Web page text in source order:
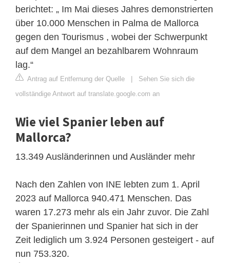
berichtet: „ Im Mai dieses Jahres demonstrierten
über 10.000 Menschen in Palma de Mallorca
gegen den Tourismus , wobei der Schwerpunkt
auf dem Mangel an bezahlbarem Wohnraum
lag.“
Antrag auf Entfernung der Quelle | Sehen Sie sich die
vollständige Antwort auf translate.google.com an
Wie viel Spanier leben auf
Mallorca?
13.349 Ausländerinnen und Ausländer mehr
Nach den Zahlen von INE lebten zum 1. April
2023 auf Mallorca 940.471 Menschen. Das
waren 17.273 mehr als ein Jahr zuvor. Die Zahl
der Spanierinnen und Spanier hat sich in der
Zeit lediglich um 3.924 Personen gesteigert - auf
nun 753.320.